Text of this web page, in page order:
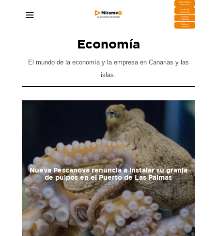
DESCARGA
MIRAPLAY
Buzón de
Sugerencias
Contratar
Publicidad
Contacto
Comercial
Economía
El mundo de la economía y la empresa en Canarias y las
islas.
Nueva Pescanova renuncia a instalar su granja
de pulpos en el Puerto de Las Palmas
23/07/2026